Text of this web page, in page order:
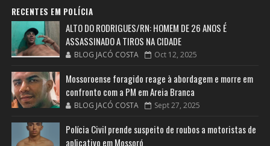
RECENTES EM POLÍCIA
ALTO DO RODRIGUES/RN: HOMEM DE 26 ANOS É
ASSASSINADO A TIROS NA CIDADE
BLOG JACÓ COSTA Oct 12, 2025
Mossoroense foragido reage à abordagem e morre em
confronto com a PM em Areia Branca
BLOG JACÓ COSTA Sept 27, 2025
Polícia Civil prende suspeito de roubos a motoristas de
aplicativo em Mossoró